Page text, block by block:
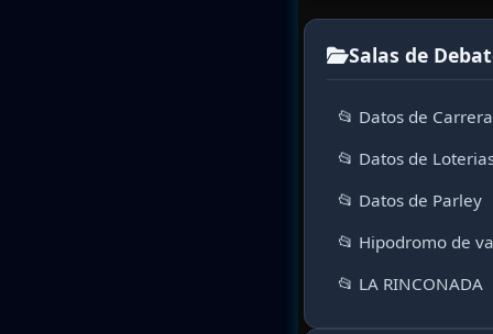
Salas de
📂 Datos de
📂 Datos de
📂 Datos de Parley
📂 Hipodromo de
📂 LA RINCONADA